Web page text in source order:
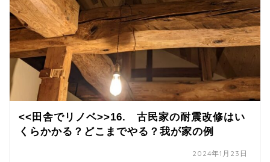
<<田舎でリノベ>>16. 古民家の耐震改修はい
くらかかる？どこまでやる？我が家の例
2024年1月23日